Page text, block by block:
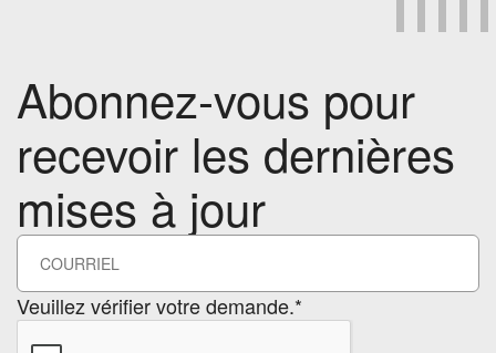
Abonnez-vous pour
recevoir les dernières
mises à jour
Veuillez vérifier votre demande.*